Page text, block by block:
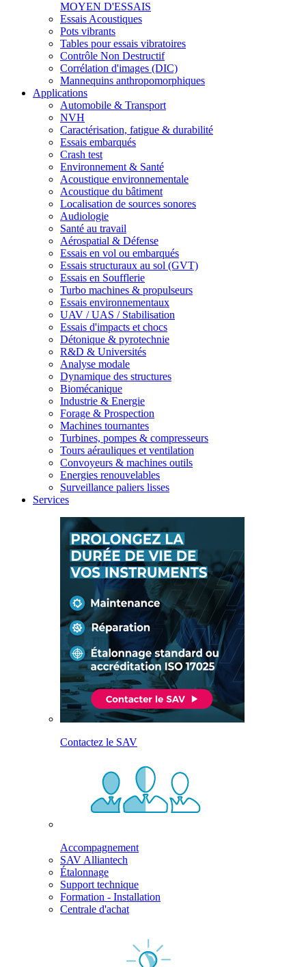
MOYEN D'ESSAIS
Essais Acoustiques
Pots vibrants
Tables pour essais vibratoires
Contrôle Non Destructif
Corrélation d'images (DIC)
Mannequins anthropomorphiques
Applications
Automobile & Transport
NVH
Caractérisation, fatigue & durabilité
Essais embarqués
Crash test
Environnement & Santé
Acoustique environnementale
Acoustique du bâtiment
Localisation de sources sonores
Audiologie
Santé au travail
Aérospatial & Défense
Essais en vol ou embarqués
Essais structuraux au sol (GVT)
Essais en Soufflerie
Turbo machines & propulseurs
Essais environnementaux
UAV / UAS / Stabilisation
Essais d'impacts et chocs
Détonique & pyrotechnie
R&D & Universités
Analyse modale
Dynamique des structures
Biomécanique
Industrie & Energie
Forage & Prospection
Machines tournantes
Turbines, pompes & compresseurs
Tours aérauliques et ventilation
Convoyeurs & machines outils
Energies renouvelables
Surveillance paliers lisses
Services
Contactez le SAV
Accompagnement
SAV Alliantech
Étalonnage
Support technique
Formation - Installation
Centrale d'achat